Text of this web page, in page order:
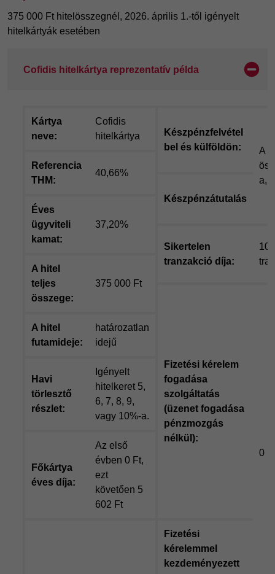
375 000 Ft hitelösszegnél, 2026. április 1.-től igényelt
hitelkártyák esetében
Cofidis hitelkártya reprezentatív példa
Kártya
neve:
Cofidis
hitelkártya
Készpénzfelvétel
bel és külföldön:
A
a,
Referencia
THM:
40,66%
Készpénzátutalás
Éves
ügyviteli
kamat:
37,20%
Sikertelen
tranzakció díja:
A hitel
teljes
összege:
375 000 Ft
Fizetési kérelem
fogadása
szolgáltatás
(üzenet fogadása
pénzmozgás
nélkül):
0 Ft
A hitel
futamideje:
határozatlan
idejű
Havi
törlesztő
részlet:
Igényelt
hitelkeret 5,
6, 7, 8, 9,
vagy 10%-a.
Főkártya
éves díja:
Az első
évben 0 Ft,
ezt
követően 5
602 Ft
Fizetési
kérelemmel
kezdeményezett